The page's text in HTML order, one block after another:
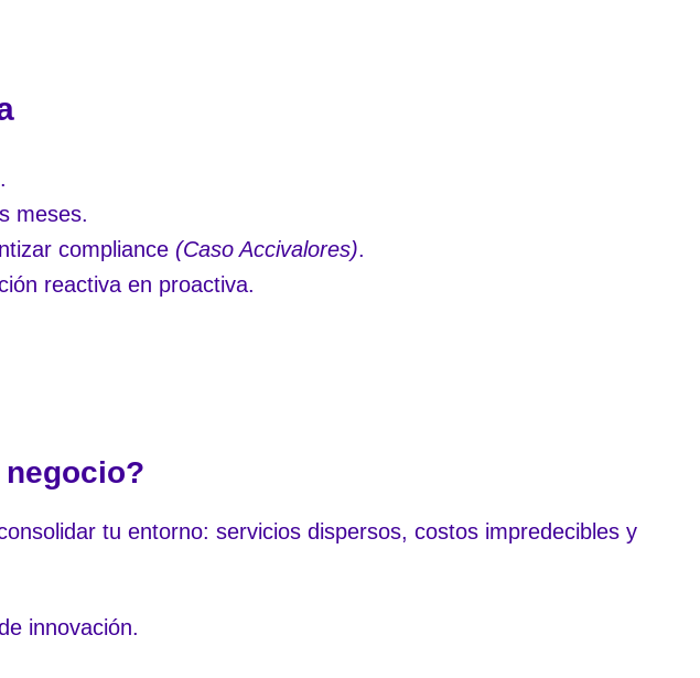
.
meses.
compliance (Caso Accivalores).
reactiva en proactiva.
tu entorno: servicios dispersos, costos impredecibles y
innovación.